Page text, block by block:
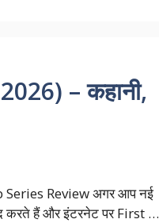
– कहानी,
Review अगर आप नई
करते हैं और इंटरनेट पर First …